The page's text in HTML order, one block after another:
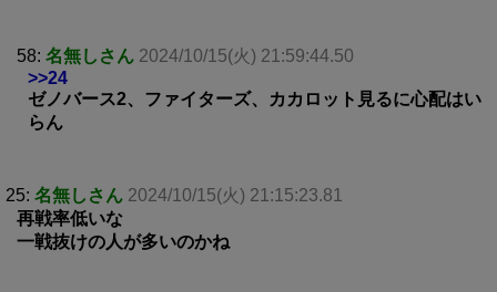
58: 名無しさん 2024/10/15(火) 21:59:44.50
>>24
ゼノバース2、ファイターズ、カカロット見るに心配はい
らん
25: 名無しさん 2024/10/15(火) 21:15:23.81
再戦率低いな
一戦抜けの人が多いのかね